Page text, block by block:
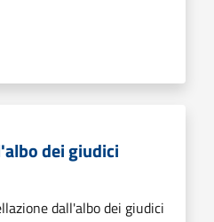
dei giudici
dall'albo dei giudici